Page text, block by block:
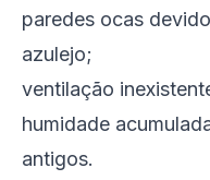
paredes ocas
azulejo;
ventilação
humidade
antigos.